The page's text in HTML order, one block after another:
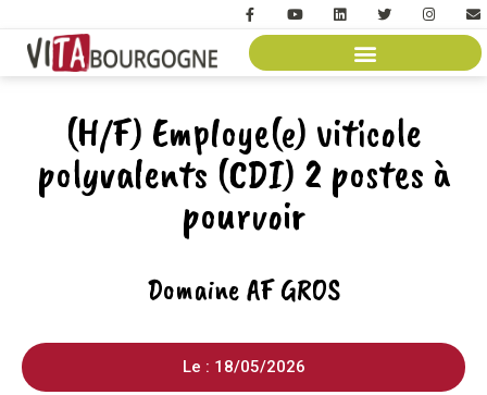
(H/F) Employe(e) viticole
polyvalents (CDI) 2 postes à
pourvoir
Domaine AF GROS
Le : 18/05/2026